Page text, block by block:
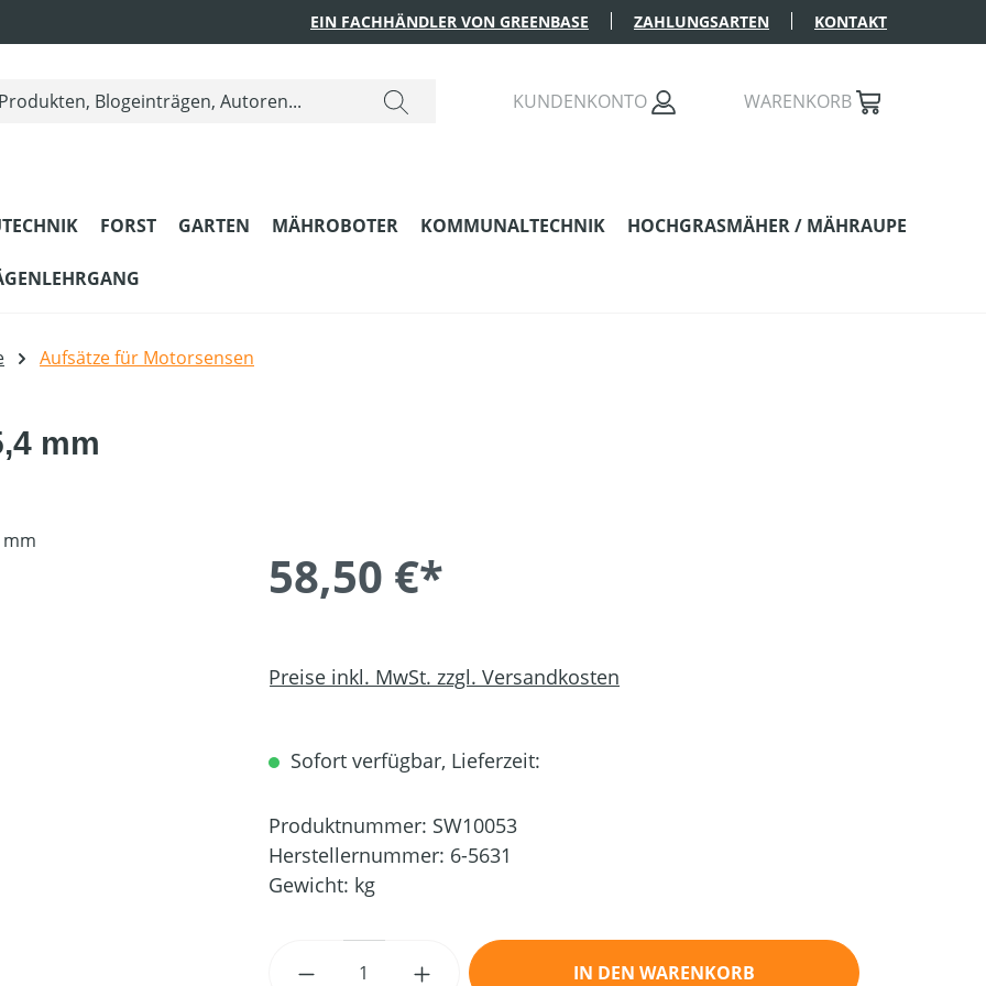
EIN FACHHÄNDLER VON GREENBASE ZAHLUNGSARTEN KONTAKT
KUNDENKONTO WARENKORB
FORST GARTEN MÄHROBOTER KOMMUNALTECHNIK HOCHGRASMÄHER / MÄHRAUPE
Aufsätze für Motorsensen
mm
58,50 €*
Preise inkl. MwSt. zzgl. Versandkosten
Sofort verfügbar, Lieferzeit:
Produktnummer: SW10053
Herstellernummer: 6-5631
Gewicht: kg
Produkt Anzahl: Gib den gewünschten Wert ein oder
IN DEN WARENKORB